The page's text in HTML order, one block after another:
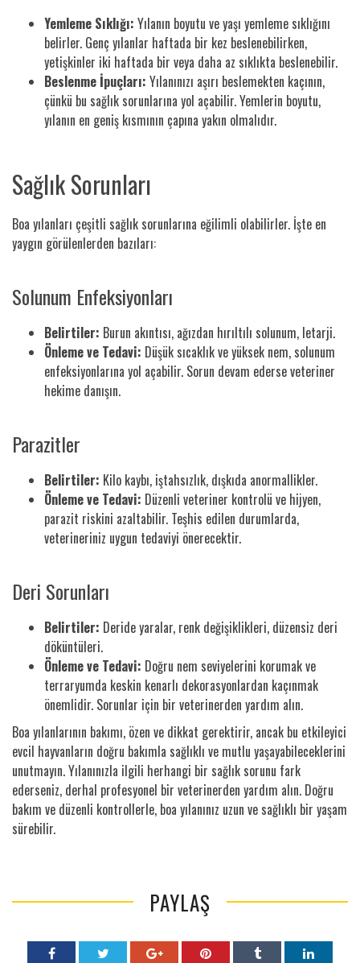
Yemleme Sıklığı: Yılanın boyutu ve yaşı yemleme sıklığını
belirler. Genç yılanlar haftada bir kez beslenebilirken,
yetişkinler iki haftada bir veya daha az sıklıkta beslenebilir.
Beslenme İpuçları: Yılanınızı aşırı beslemekten kaçının,
çünkü bu sağlık sorunlarına yol açabilir. Yemlerin boyutu,
yılanın en geniş kısmının çapına yakın olmalıdır.
Sağlık Sorunları
Boa yılanları çeşitli sağlık sorunlarına eğilimli olabilirler. İşte en
yaygın görülenlerden bazıları:
Solunum Enfeksiyonları
Belirtiler: Burun akıntısı, ağızdan hırıltılı solunum, letarji.
Önleme ve Tedavi: Düşük sıcaklık ve yüksek nem, solunum
enfeksiyonlarına yol açabilir. Sorun devam ederse veteriner
hekime danışın.
Parazitler
Belirtiler: Kilo kaybı, iştahsızlık, dışkıda anormallikler.
Önleme ve Tedavi: Düzenli veteriner kontrolü ve hijyen,
parazit riskini azaltabilir. Teşhis edilen durumlarda,
veterineriniz uygun tedaviyi önerecektir.
Deri Sorunları
Belirtiler: Deride yaralar, renk değişiklikleri, düzensiz deri
döküntüleri.
Önleme ve Tedavi: Doğru nem seviyelerini korumak ve
terraryumda keskin kenarlı dekorasyonlardan kaçınmak
önemlidir. Sorunlar için bir veterinerden yardım alın.
Boa yılanlarının bakımı, özen ve dikkat gerektirir, ancak bu etkileyici
evcil hayvanların doğru bakımla sağlıklı ve mutlu yaşayabileceklerini
unutmayın. Yılanınızla ilgili herhangi bir sağlık sorunu fark
ederseniz, derhal profesyonel bir veterinerden yardım alın. Doğru
bakım ve düzenli kontrollerle, boa yılanınız uzun ve sağlıklı bir yaşam
sürebilir.
PAYLAŞ